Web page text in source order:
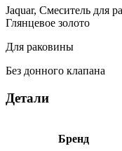
Jaquar, Смеситель для
Глянцевое золото
Для раковины
Без донного клапана
Детали
Бренд